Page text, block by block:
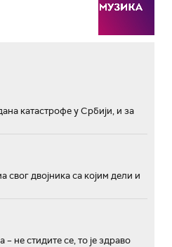
катастрофе у Србији, и за
свог двојника са којим дели и
не стидите се, то је здраво